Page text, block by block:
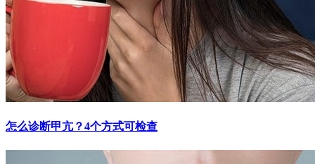
怎么诊断甲亢？4个方式可检查